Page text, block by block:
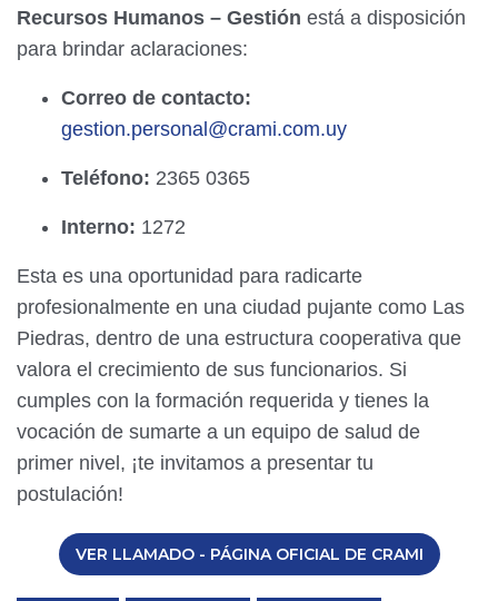
Recursos Humanos – Gestión está a disposición
para brindar aclaraciones:
Correo de contacto:
gestion.personal@crami.com.uy
Teléfono: 2365 0365
Interno: 1272
Esta es una oportunidad para radicarte
profesionalmente en una ciudad pujante como Las
Piedras, dentro de una estructura cooperativa que
valora el crecimiento de sus funcionarios. Si
cumples con la formación requerida y tienes la
vocación de sumarte a un equipo de salud de
primer nivel, ¡te invitamos a presentar tu
postulación!
VER LLAMADO - PÁGINA OFICIAL DE CRAMI